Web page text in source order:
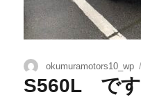
okumuramotors10_wp
S560L です